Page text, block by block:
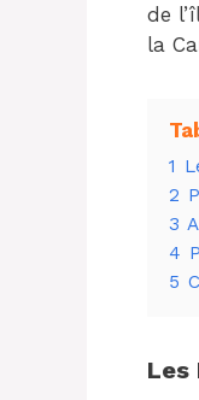
de
la
1
2
3
4
5
Les